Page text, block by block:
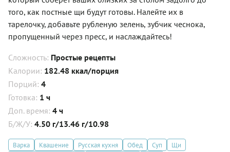
того, как постные щи будут готовы. Налейте их в
тарелочку, добавьте рубленую зелень, зубчик чеснока,
пропущенный через пресс, и наслаждайтесь!
Сложность: Простые рецепты
Калории: 182.48 ккал/порция
Порций: 4
Готовка: 1 ч
Доп. время: 4 ч
Б/Ж/У: 4.50 г/13.46 г/10.98
Варка Квашение Русская кухня Обед Суп
Щи